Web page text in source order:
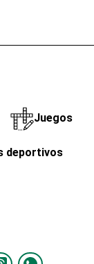
Juegos
deportivos